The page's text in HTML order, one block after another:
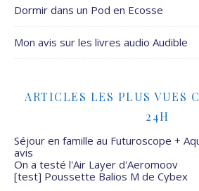
Dormir dans un Pod en Ecosse
Mon avis sur les livres audio Audible
ARTICLES LES PLUS VUES
24H
Séjour en famille au Futuroscope +
avis
On a testé l'Air Layer d'Aeromoov
[test] Poussette Balios M de Cybex